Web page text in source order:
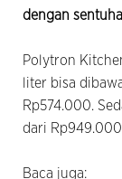
dengan
Polytron
liter bisa
Rp574.000.
dari
Baca juga: